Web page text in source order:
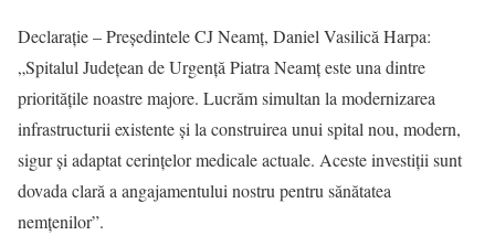
Declarație – Președintele CJ Neamț, Daniel Vasilică Harpa:
„Spitalul Județean de Urgență Piatra Neamț este una dintre
prioritățile noastre majore. Lucrăm simultan la modernizarea
infrastructurii existente și la construirea unui spital nou, modern,
sigur și adaptat cerințelor medicale actuale. Aceste investiții sunt
dovada clară a angajamentului nostru pentru sănătatea
nemțenilor”.